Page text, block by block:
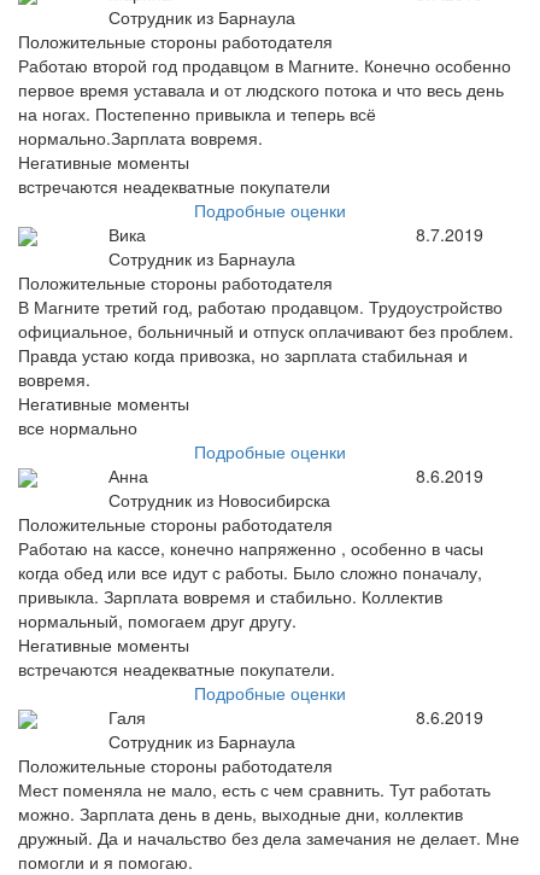
Сотрудник из Барнаула
Положительные стороны работодателя
Работаю второй год продавцом в Магните. Конечно особенно
первое время уставала и от людского потока и что весь день
на ногах. Постепенно привыкла и теперь всё
нормально.Зарплата вовремя.
Негативные моменты
встречаются неадекватные покупатели
Подробные оценки
Вика
Сотрудник из Барнаула
8.7.2019
Положительные стороны работодателя
В Магните третий год, работаю продавцом. Трудоустройство
официальное, больничный и отпуск оплачивают без проблем.
Правда устаю когда привозка, но зарплата стабильная и
вовремя.
Негативные моменты
все нормально
Подробные оценки
Анна
Сотрудник из Новосибирска
8.6.2019
Положительные стороны работодателя
Работаю на кассе, конечно напряженно , особенно в часы
когда обед или все идут с работы. Было сложно поначалу,
привыкла. Зарплата вовремя и стабильно. Коллектив
нормальный, помогаем друг другу.
Негативные моменты
встречаются неадекватные покупатели.
Подробные оценки
Галя
Сотрудник из Барнаула
8.6.2019
Положительные стороны работодателя
Мест поменяла не мало, есть с чем сравнить. Тут работать
можно. Зарплата день в день, выходные дни, коллектив
дружный. Да и начальство без дела замечания не делает. Мне
помогли и я помогаю.